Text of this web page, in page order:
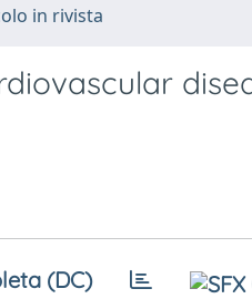
in rivista
(DC)